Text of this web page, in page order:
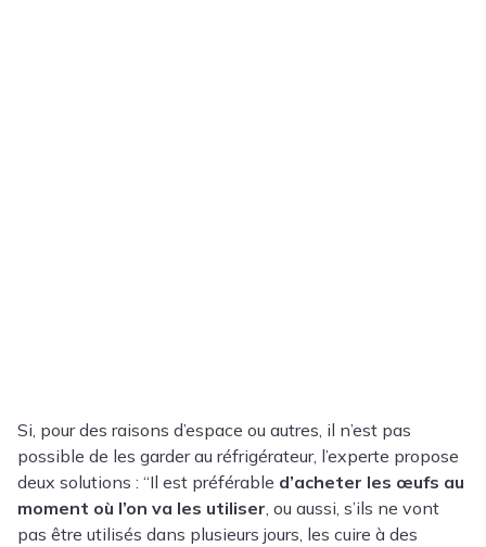
Si, pour des raisons d’espace ou autres, il n’est pas
possible de les garder au réfrigérateur, l’experte propose
deux solutions : “Il est préférable d’acheter les œufs au
moment où l’on va les utiliser , ou aussi, s’ils ne vont
pas être utilisés dans plusieurs jours, les cuire à des